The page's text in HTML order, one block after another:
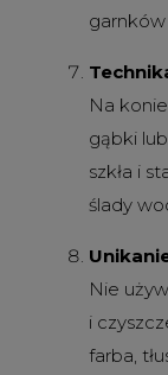
garnków
Na
gąbki
szkła i
ślady
Nie
i
farba,